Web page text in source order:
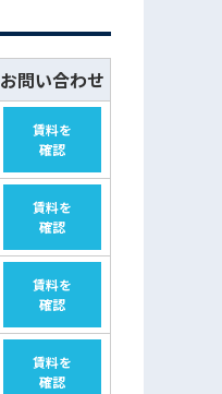
お問い合わせ
賃料を
確認
賃料を
確認
賃料を
確認
賃料を
確認